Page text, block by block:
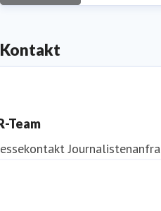
Kontakt
Team